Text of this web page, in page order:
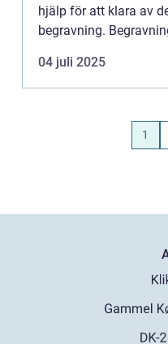
hjälp för att klara av
begravning.
04 juli 2025
1